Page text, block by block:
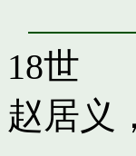
18世
赵居义